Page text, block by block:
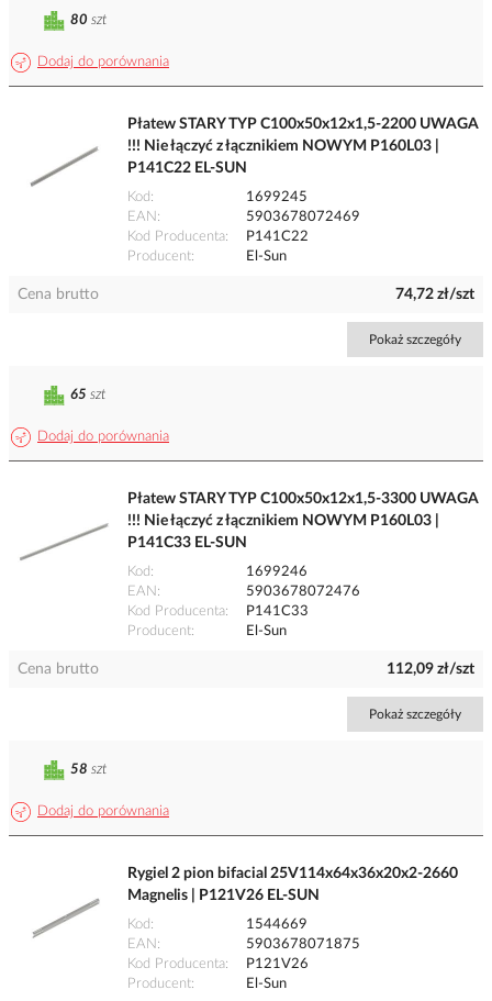
Dodaj do porównania
80 szt
Płatew STARY TYP C100x50x12x1,5-2200 UWAGA
!!! Nie łączyć z łącznikiem NOWYM P160L03 |
P141C22 EL-SUN
Kod
1699245
EAN
5903678072469
Kod Producenta
P141C22
Producent
El-Sun
Cena brutto 74,72 zł/szt
Pokaż szczegóły
Dodaj do porównania
65 szt
Płatew STARY TYP C100x50x12x1,5-3300 UWAGA
!!! Nie łączyć z łącznikiem NOWYM P160L03 |
P141C33 EL-SUN
Kod
1699246
EAN
5903678072476
Kod Producenta
P141C33
Producent
El-Sun
Cena brutto 112,09 zł/szt
Pokaż szczegóły
Dodaj do porównania
58 szt
Rygiel 2 pion bifacial 25V114x64x36x20x2-2660
Magnelis | P121V26 EL-SUN
Kod
1544669
EAN
5903678071875
Kod Producenta
P121V26
Producent
El-Sun